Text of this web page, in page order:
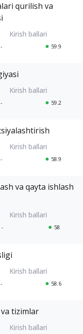
qurilish va
- 59.9
- 59.2
- 58.9
va qayta ishlash
- 58
- 58.6
tizimlar